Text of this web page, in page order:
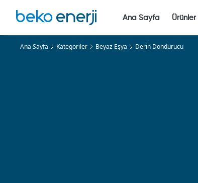
Ana Sayfa Ürünler
Ana Sayfa Kategoriler Beyaz Eşya Derin Dondurucu